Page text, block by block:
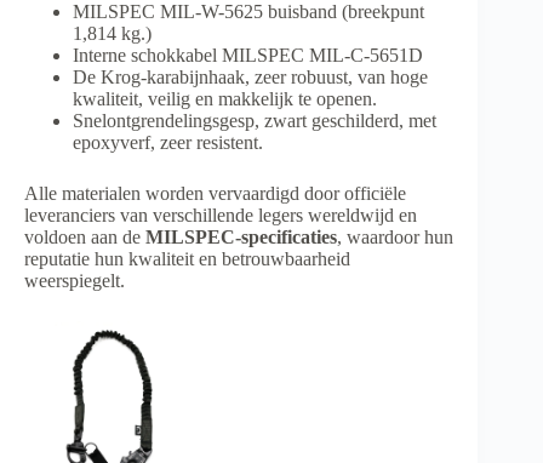
MILSPEC MIL-W-5625 buisband (breekpunt
1,814 kg.)
Interne schokkabel MILSPEC MIL-C-5651D
De Krog-karabijnhaak, zeer robuust, van hoge
kwaliteit, veilig en makkelijk te openen.
Snelontgrendelingsgesp, zwart geschilderd, met
epoxyverf, zeer resistent.
Alle materialen worden vervaardigd door officiële
leveranciers van verschillende legers wereldwijd en
voldoen aan de MILSPEC-specificaties, waardoor hun
reputatie hun kwaliteit en betrouwbaarheid
weerspiegelt.